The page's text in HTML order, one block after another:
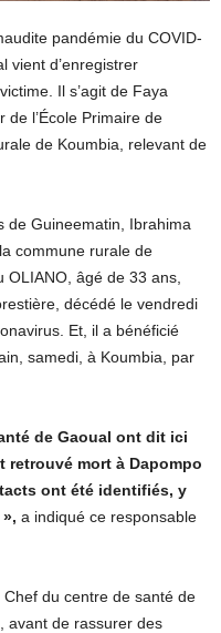
pandémie du COVID-
vient d’enregistrer
Il s’agit de Faya
de l’École Primaire de
de Koumbia, relevant de
de Guineematin, Ibrahima
commune rurale de
âgé de 33 ans,
décédé le vendredi
Et, il a bénéficié
samedi, à Koumbia, par
de Gaoual ont dit ici
retrouvé mort à Dapompo
ont été identifiés, y
a indiqué ce responsable
du centre de santé de
avant de rassurer des